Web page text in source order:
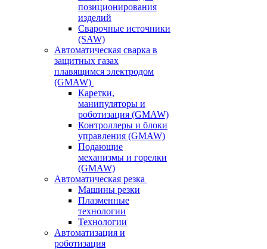
позиционирования
изделий
Сварочные источники
(SAW)
Автоматическая сварка в
защитных газах
плавящимся электродом
(GMAW)
Каретки,
манипуляторы и
роботизация (GMAW)
Контроллеры и блоки
управления (GMAW)
Подающие
механизмы и горелки
(GMAW)
Автоматическая резка
Машины резки
Плазменные
технологии
Технологии
Автоматизация и
роботизация